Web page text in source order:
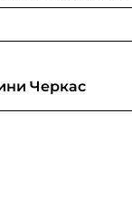
Черкас